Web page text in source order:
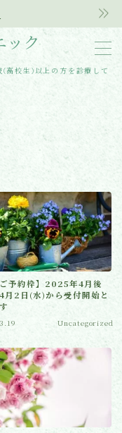
ック
校生)以上の方を診療して
ご予約枠】2025年4月後
月2日(水)から受付開始と
Uncategorized